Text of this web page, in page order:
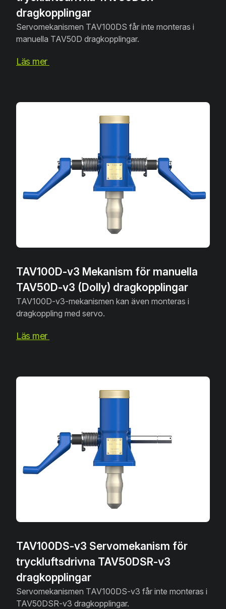
dragkopplingar
Servomekanismen TAV100DS får inte monteras i
manuella TAV50D dragkopplingar.
Läs mer
TAV100D-v3 Mekanism för manuella
TAV50D-v3 (Dolly) dragkopplingar
TAV100D-v3-mekanismen kan även monteras i
dragkoppling med servo.
Läs mer
TAV100DS-v3 Servomekanism för
tryckluftsdrivna TAV50DSR-v3
dragkopplingar
Servomekanismen TAV100DS-v3 får inte monteras i
TAV50DSR-v3 dragkopplingar.